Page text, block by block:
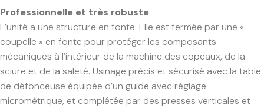
Professionnelle et très robuste
L’unité a une structure en fonte. Elle est fermée par une «
coupelle » en fonte pour protéger les composants
mécaniques à l’intérieur de la machine des copeaux, de la
sciure et de la saleté. Usinage précis et sécurisé avec la table
de défonceuse équipée d’un guide avec réglage
micrométrique, et complétée par des presses verticales et